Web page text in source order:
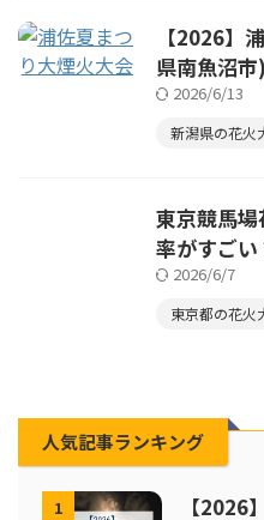
【2026】
県南魚沼市)
2026/6/13
新潟県の花火
東京競馬
率がすご
2026/6/7
東京都の花火
人気記事ランキング
1
【2026